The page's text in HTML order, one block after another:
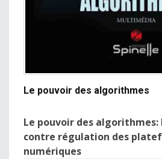
Le pouvoir des algorithmes
Le pouvoir des
contre régulation des
numériques